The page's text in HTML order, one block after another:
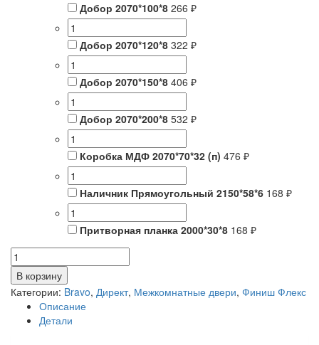
Добор 2070*100*8 266 ₽
Добор 2070*120*8 322 ₽
Добор 2070*150*8 406 ₽
Добор 2070*200*8 532 ₽
Коробка МДФ 2070*70*32 (п) 476 ₽
Наличник Прямоугольный 2150*58*6 168 ₽
Притворная планка 2000*30*8 168 ₽
Количество
товара
8ГЛ-11
(ИталОрех)
В корзину
Категории: Bravo, Директ, Межкомнатные двери, Финиш Флекс
Описание
Детали